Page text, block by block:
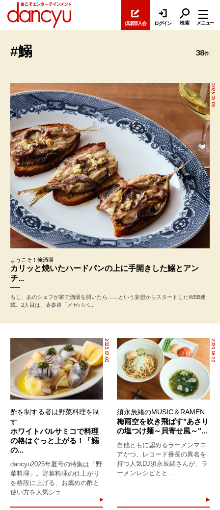
倶楽部入会 ログイン 検索 メニュー
#鰯 38件
2026.05.05
ようこそ！俺酒場
カリッと焼いたハードパンの上に手開きした鰯とアン
チ...
もし、あのシェフが家で酒場を開いたら……という妄想からスタートしたWEB連
載。2人目は、表参道「メゼババ...
2025.07.03
酢を制する者は野菜料理を制
す
ホワイトバルサミコで料理
の格はぐっと上がる！「鰯
の...
dancyu2025年夏号の特集は「野
菜料理」。野菜料理の仕上がり
を格段に上げる、お薦めの酢と
使い方を人気シェ...
2024.06.22
須永辰緒のMUSIC＆RAMEN
梅雨空を吹き飛ばす"あさり
の塩つけ麺～貝寄せ風～"...
自他ともに認めるラーメンマニ
アかつ、レコード番長の異名を
持つ人気DJ須永辰緒さんが、ラ
ーメンレシピとと...